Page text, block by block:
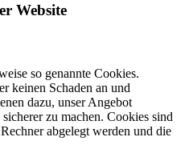
Website
so genannte Cookies.
keinen Schaden an und
dazu, unser Angebot
zu machen. Cookies sind
abgelegt werden und die